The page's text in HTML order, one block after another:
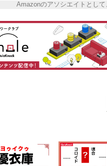
Amazonのアソシエイトとし